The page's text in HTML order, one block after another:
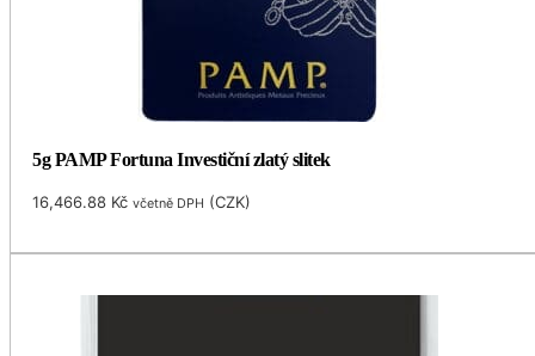
5g PAMP Fortuna Investiční zlatý slitek
16,466.88 Kč včetně DPH (CZK)